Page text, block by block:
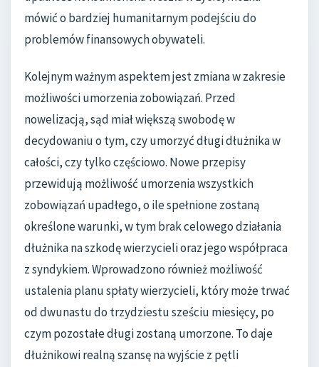
mówić o bardziej humanitarnym podejściu do
problemów finansowych obywateli.
Kolejnym ważnym aspektem jest zmiana w zakresie
możliwości umorzenia zobowiązań. Przed
nowelizacją, sąd miał większą swobodę w
decydowaniu o tym, czy umorzyć długi dłużnika w
całości, czy tylko częściowo. Nowe przepisy
przewidują możliwość umorzenia wszystkich
zobowiązań upadłego, o ile spełnione zostaną
określone warunki, w tym brak celowego działania
dłużnika na szkodę wierzycieli oraz jego współpraca
z syndykiem. Wprowadzono również możliwość
ustalenia planu spłaty wierzycieli, który może trwać
od dwunastu do trzydziestu sześciu miesięcy, po
czym pozostałe długi zostaną umorzone. To daje
dłużnikowi realną szansę na wyjście z pętli